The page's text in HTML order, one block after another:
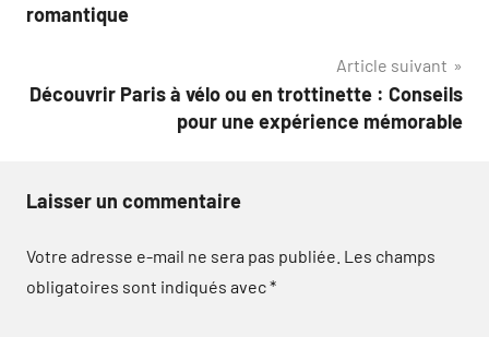
l’article
romantique
Article suivant
Découvrir Paris à vélo ou en trottinette : Conseils
pour une expérience mémorable
Laisser un commentaire
Votre adresse e-mail ne sera pas publiée. Les champs
obligatoires sont indiqués avec*